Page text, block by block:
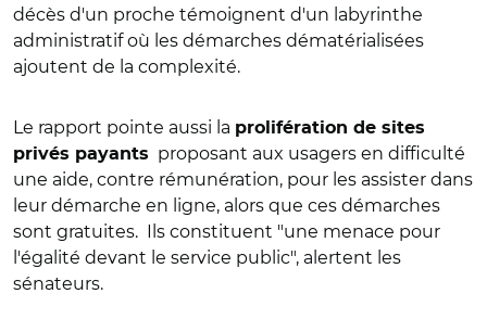
décès d'un proche témoignent d'un labyrinthe
administratif où les démarches dématérialisées
ajoutent de la complexité.
Le rapport pointe aussi la prolifération de sites
privés payants
proposant aux usagers en difficulté
une aide, contre rémunération, pour les assister dans
leur démarche en ligne, alors que ces démarches
sont gratuites. Ils constituent "une menace pour
l'égalité devant le service public", alertent les
sénateurs.